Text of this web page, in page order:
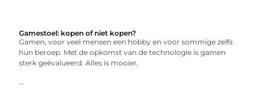
Gamestoel: kopen of niet kopen?
Gamen, voor veel mensen een hobby en voor sommige zelfs
hun beroep. Met de opkomst van de technologie is gamen
sterk geëvalueerd. Alles is mooier,
...